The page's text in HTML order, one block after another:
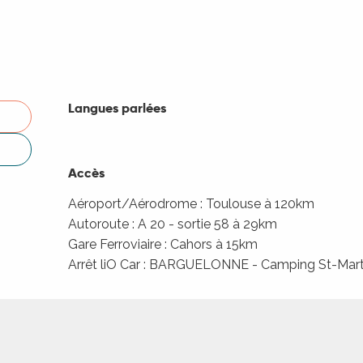
Langues parlées
Langues parlées
Accès
Accès
Aéroport/Aérodrome : Toulouse à 120km
Autoroute : A 20 - sortie 58 à 29km
Gare Ferroviaire : Cahors à 15km
Arrêt liO Car : BARGUELONNE - Camping St-